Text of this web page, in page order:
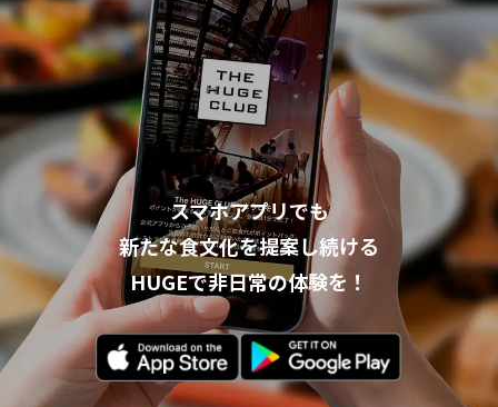
スマホアプリでも
新たな食文化を提案し続ける
HUGEで非日常の体験を！